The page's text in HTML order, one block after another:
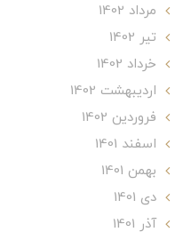
مرداد 1402
تير 1402
خرداد 1402
ارديبهشت 1402
فروردین 1402
اسفند 1401
بهمن 1401
دی 1401
آذر 1401